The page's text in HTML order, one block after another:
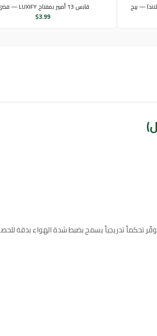
— بيج قابس 13 أمبير بمفتاح LUXIFY — فضي
$3.99
تحكماً تدريجياً يسمح بضبط شدة الهواء بدقة